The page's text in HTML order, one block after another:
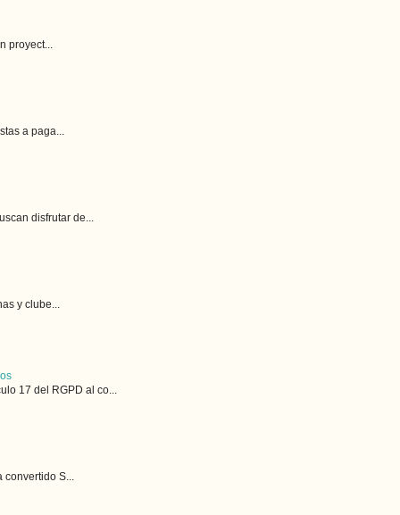
proyect...
a paga...
disfrutar de...
y clube...
17 del RGPD al co...
convertido S...